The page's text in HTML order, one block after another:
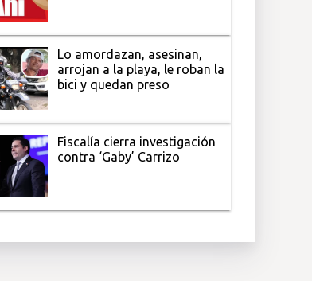
Lo amordazan, asesinan,
arrojan a la playa, le roban la
bici y quedan preso
Fiscalía cierra investigación
contra ‘Gaby’ Carrizo